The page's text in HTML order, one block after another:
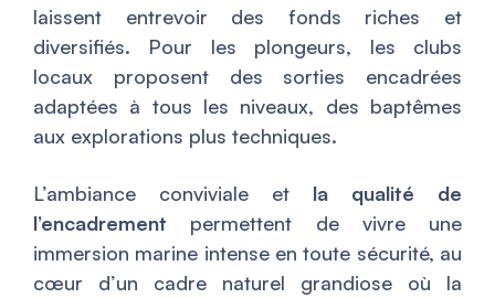
laissent entrevoir des fonds riches et
diversifiés. Pour les plongeurs, les clubs
locaux proposent des sorties encadrées
adaptées à tous les niveaux, des baptêmes
aux explorations plus techniques.
L’ambiance conviviale et la qualité de
l’encadrement permettent de vivre une
immersion marine intense en toute sécurité, au
cœur d’un cadre naturel grandiose où la